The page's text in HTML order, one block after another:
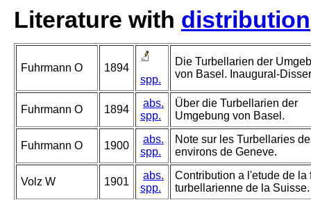
Literature with distribution
Fuhrmann O
1894
spp.
Die Turbellarien der
von Basel. Inaugural-
Fuhrmann O 1894
abs.
spp.
Über die Turbellarien der
Umgebung von Basel.
Fuhrmann O 1900
abs.
spp.
Note sur les Turbellaries
environs de Geneve.
Volz W 1901
abs.
spp.
Contribution a l'etude de la
turbellarienne de la Suisse.